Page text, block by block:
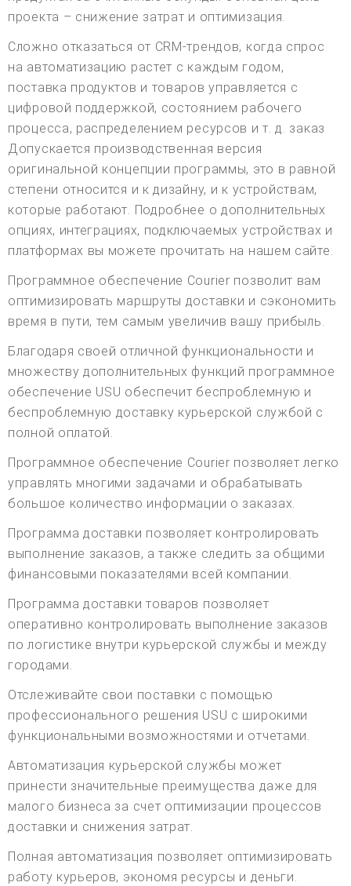
проекта – снижение затрат и оптимизация.
Сложно отказаться от CRM-трендов, когда спрос
на автоматизацию растет с каждым годом,
поставка продуктов и товаров управляется с
цифровой поддержкой, состоянием рабочего
процесса, распределением ресурсов и т. д. заказ
Допускается производственная версия
оригинальной концепции программы, это в равной
степени относится и к дизайну, и к устройствам,
которые работают. Подробнее о дополнительных
опциях, интеграциях, подключаемых устройствах и
платформах вы можете прочитать на нашем сайте.
Программное обеспечение Courier позволит вам
оптимизировать маршруты доставки и сэкономить
время в пути, тем самым увеличив вашу прибыль.
Благодаря своей отличной функциональности и
множеству дополнительных функций программное
обеспечение USU обеспечит беспроблемную и
беспроблемную доставку курьерской службой с
полной оплатой.
Программное обеспечение Courier позволяет легко
управлять многими задачами и обрабатывать
большое количество информации о заказах.
Программа доставки позволяет контролировать
выполнение заказов, а также следить за общими
финансовыми показателями всей компании.
Программа доставки товаров позволяет
оперативно контролировать выполнение заказов
по логистике внутри курьерской службы и между
городами.
Отслеживайте свои поставки с помощью
профессионального решения USU с широкими
функциональными возможностями и отчетами.
Автоматизация курьерской службы может
принести значительные преимущества даже для
малого бизнеса за счет оптимизации процессов
доставки и снижения затрат.
Полная автоматизация позволяет оптимизировать
работу курьеров, экономя ресурсы и деньги.